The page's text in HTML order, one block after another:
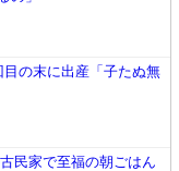
の末に出産「子たぬ無
民家で至福の朝ごはん